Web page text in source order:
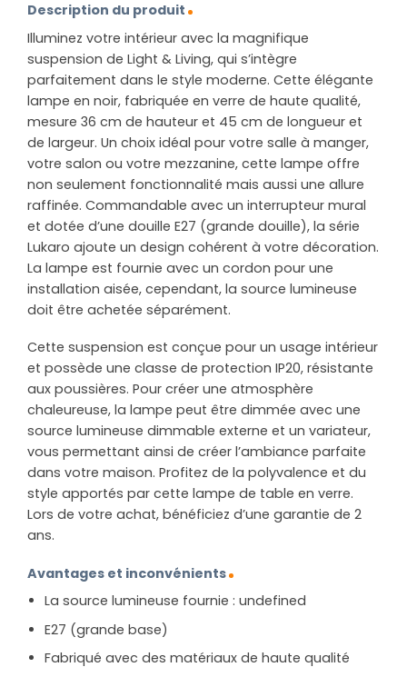
Description du produit
Illuminez votre intérieur avec la magnifique
suspension de Light & Living, qui s’intègre
parfaitement dans le style moderne. Cette élégante
lampe en noir, fabriquée en verre de haute qualité,
mesure 36 cm de hauteur et 45 cm de longueur et
de largeur. Un choix idéal pour votre salle à manger,
votre salon ou votre mezzanine, cette lampe offre
non seulement fonctionnalité mais aussi une allure
raffinée. Commandable avec un interrupteur mural
et dotée d’une douille E27 (grande douille), la série
Lukaro ajoute un design cohérent à votre décoration.
La lampe est fournie avec un cordon pour une
installation aisée, cependant, la source lumineuse
doit être achetée séparément.
Cette suspension est conçue pour un usage intérieur
et possède une classe de protection IP20, résistante
aux poussières. Pour créer une atmosphère
chaleureuse, la lampe peut être dimmée avec une
source lumineuse dimmable externe et un variateur,
vous permettant ainsi de créer l’ambiance parfaite
dans votre maison. Profitez de la polyvalence et du
style apportés par cette lampe de table en verre.
Lors de votre achat, bénéficiez d’une garantie de 2
ans.
Avantages et inconvénients
La source lumineuse fournie : undefined
E27 (grande base)
Fabriqué avec des matériaux de haute qualité